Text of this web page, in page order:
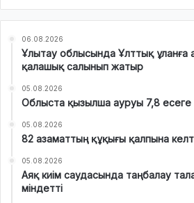
06.08.2026
Ұлытау облысында Ұлттық ұланға
қалашық салынып жатыр
05.08.2026
Облыста қызылша ауруы 7,8 есеге
05.08.2026
82 азаматтың құқығы қалпына
05.08.2026
Аяқ киім саудасында таңбалау
міндетті